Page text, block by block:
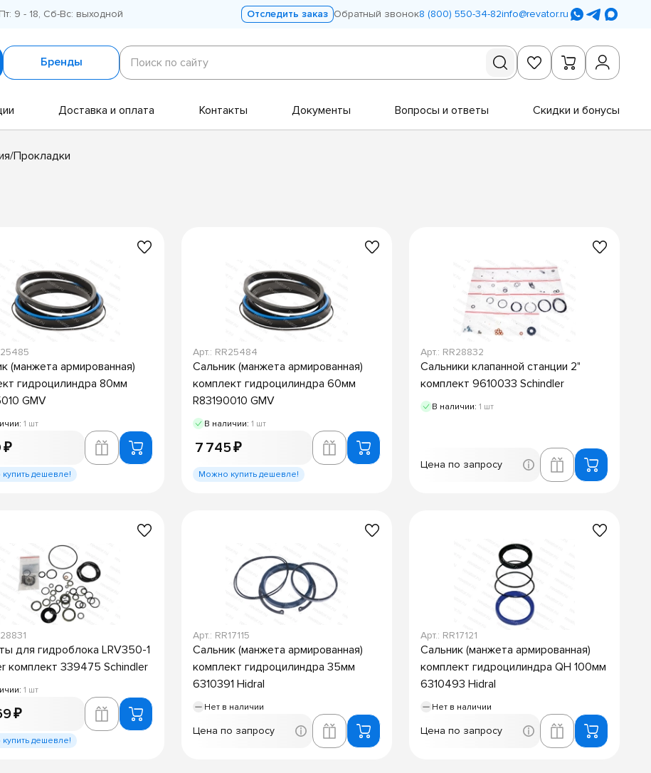
9 - 18, Сб-Вс: выходной Отследить заказ Обратный звонок8 (800) 550-34-82info@revator.ru
Бренды
Поиск
по
сайту
Поиск по сайту
Доставка и оплата Контакты Документы Вопросы и ответы Скидки и бонусы
Прокладки
(манжета армированная)
гидроцилиндра 80мм
GMV
1 шт
₽
дешевле!
Арт.: RR25484
Сальник (манжета армированная)
комплект гидроцилиндра 60мм
R83190010 GMV
В наличии: 1 шт
7 745 ₽
Можно купить дешевле!
Арт.: RR28832
Сальники клапанной станции 2"
комплект 9610033 Schindler
В наличии: 1 шт
Цена по запросу
для гидроблока LRV350-1
комплект 339475 Schindler
1 шт
₽
дешевле!
Арт.: RR17115
Сальник (манжета армированная)
комплект гидроцилиндра 35мм
6310391 Hidral
Нет в наличии
Цена по запросу
Арт.: RR17121
Сальник (манжета армированная)
комплект гидроцилиндра QH 100мм
6310493 Hidral
Нет в наличии
Цена по запросу